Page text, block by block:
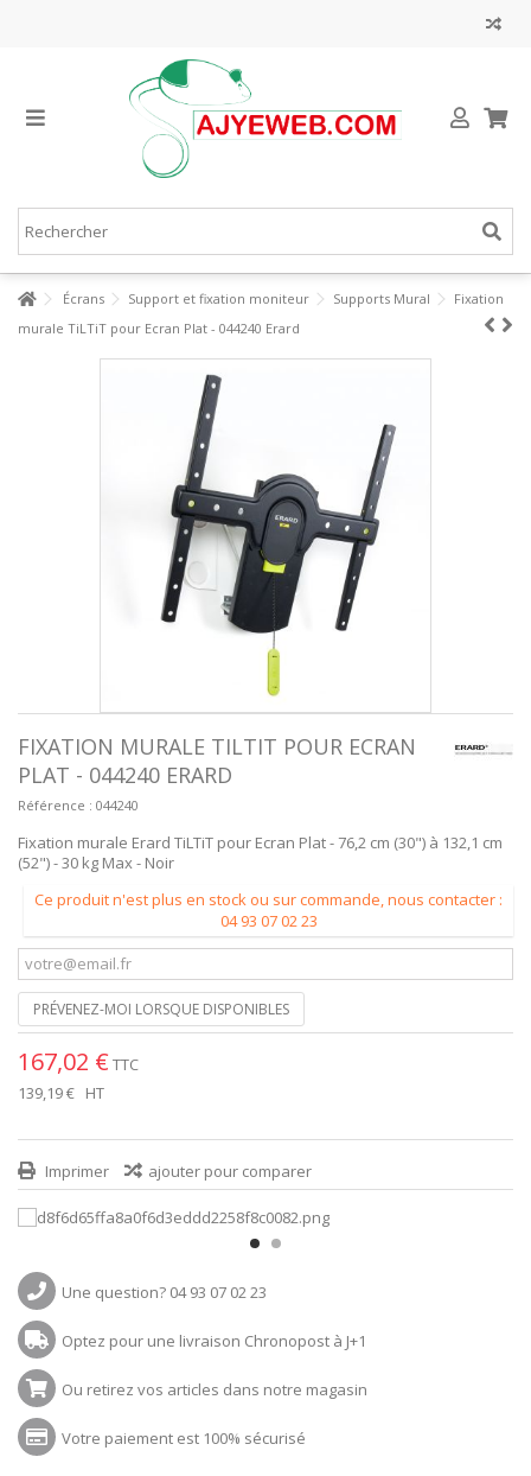
Écrans Support et fixation moniteur Supports Mural
Fixation
murale TiLTiT pour Ecran Plat - 044240 Erard
FIXATION MURALE TILTIT POUR ECRAN
PLAT - 044240 ERARD
Référence : 044240
Fixation murale Erard TiLTiT pour Ecran Plat - 76,2 cm (30") à 132,1 cm
(52") - 30 kg Max - Noir
Ce produit n'est plus en stock ou sur commande, nous contacter :
04 93 07 02 23
PRÉVENEZ-MOI LORSQUE DISPONIBLES
167,02 € TTC
139,19 € HT
Imprimer ajouter pour comparer
Une question? 04 93 07 02 23
Optez pour une livraison Chronopost à J+1
Ou retirez vos articles dans notre magasin
Votre paiement est 100% sécurisé